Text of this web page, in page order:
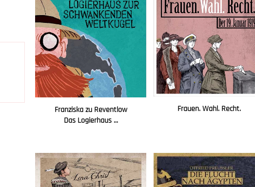
Franziska zu Reventlow
Das Logierhaus ...
Frauen. Wahl. Recht.